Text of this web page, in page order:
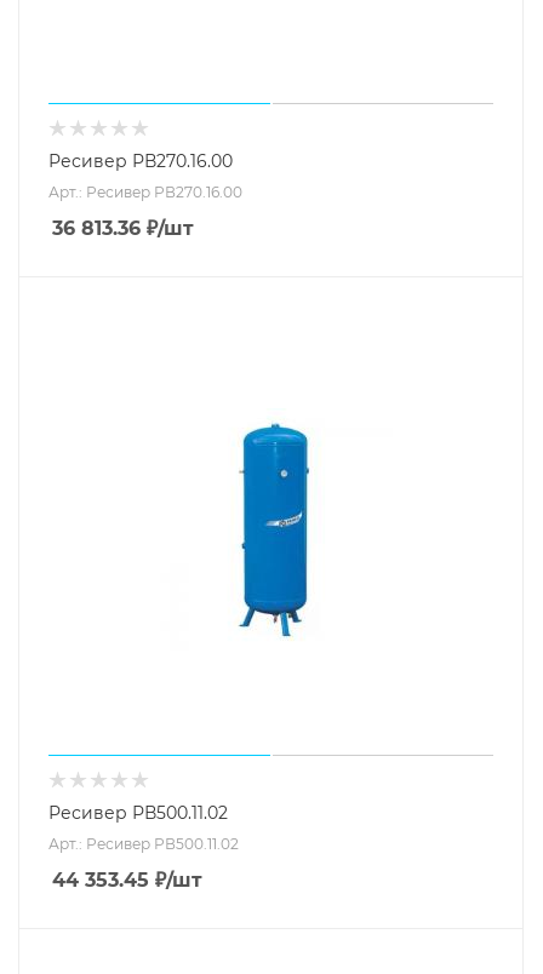
Ресивер РВ270.16.00
Арт.: Ресивер РВ270.16.00
36 813.36 ₽/шт
Ресивер РВ500.11.02
Арт.: Ресивер РВ500.11.02
44 353.45 ₽/шт